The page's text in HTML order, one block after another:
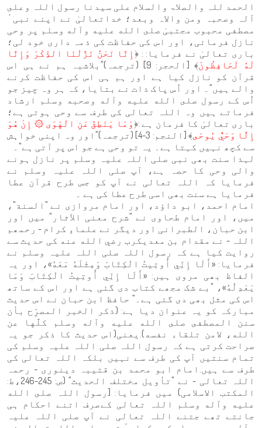
الحمد للہ والصلاۃ والسلام علی سیدنا رسول اللہ وعلى
آلہ وصحبہ ومن والاہ وبعد؛ خداتعالیٰ نے اپنے نبیٴ
مصطفی محبوب مجتبیٰ صلى الله عليه وآله وسلم پر وحی
نازل فرمائی، اور اس کی حفاظت کی ذمہ داری خود لی؛
باری تعالیٰ نے فرمایا: : ﴿إِنَّا نَحْنُ نَزَّلْنَا الذِّكْرَ وَإِنَّا
لَهُ لَحَافِظُونَ
﴾ [الحجر: 9] (ترجمہ)"بلاشبہ ہم نے ہی اس
قرآن کو نازل کیا ہے اور ہم ہی اس کی حفاظت کرنے
والے ہیں"۔ اور اُس پاک ذات نے بتایا، کہ ہر وہ چیز جو
اُس کے رسول صلى الله عليه وآله وصحبه وسلم ارشاد
فرماتے ہیں وہ اللہ تعالی کی طرف سے وحی ہوتی ہے؛
باری تعالیٰ کا فرمان ہے :﴿وَمَا يَنْطِقُ عَنِ الْهَوَى ۞ إِنْ هُوَ
إِلَّا وَحْيٌ يُوحَى
﴾ [النجم: 3-4] (ترجمہ)"اور وہ اپنی خواہش
سے کچھ نہیں کہتا ہے۔ یہ تو وحی ہے جو اس پر آتی ہے"۔
لہذا سنت بھی نبی صلی اللہ علیہ وسلم پر نازل ہونے
والی وحی کا حصہ ہے، آپ صلی اللہ علیہ وسلم نے
فرمایا کہ اللہ تعالی نے آپ کو جس طرح قرآن عطا
فرمایا ہے سنت بھی اسی طرح عطا کی ہے ۔
امام احمد، ابو داؤد، اور امام مروازی نے "السنة"،
میں، اور امام طحاوی نے "شرح معنی الآثار" میں اور
ابن حبان، الطبرانی اور دیگر نے علماءِ کرام - رحمھم
اللہ - نے مقدام بن معدیکرب رضي الله عنه کی حدیث سے
روایت کیا ہے کہ رسول اللہ صلی اللہ علیہ وسلم نے
فرمایا: «أَلَا إِنِّي أُوتِيتُ الْكِتَابَ وَمِثْلَهُ مَعَهُ»، اور یہ
الفاظ بھی مروی ہیں: «أَلَا إِنِّي أُوتِيتُ الْكِتَابَ وَمَا
يَعْدِلُهُ»، "بے شک مجھے کتاب دی گئی ہے اور اس کے ساتھ
اس کی مثل بھی دی گئی ہے۔" حافظ ابن حبان نے اس حدیث
مبارکہ کو یہ عنوان دیا ہے: (ذكر الخبر المصرِّح بأن
سنن المصطفى صلى الله عليه وآله وسلم كلَّها عن
الله، لامن تلقاء نفسه).یعنی(اس حدیث کا ذکر جو یہ
صراحت کرتی ہے کہ رسول اللہ صلی اللہ علیہ وسلم کی
تمام سنتیں آپ کی طرف سے نہیں بلکہ اللہ تعالی کی
طرف سے ہیں.امام ابو محمد بن قتیبہ دینوری - رحمہ
اللہ تعالی - نے "تأويل مختلف الحديث" (ص: 245-246،ط:
المکتب الاسلامی) میں فرمایا: [رسول اللہ صلى الله
عليه وآله وسلم اللہ تعالی کےصرف اتنے احکام ہی
جانتے تھے جتنے اللہ تعالی نے آپ صلی اللہ علیہ